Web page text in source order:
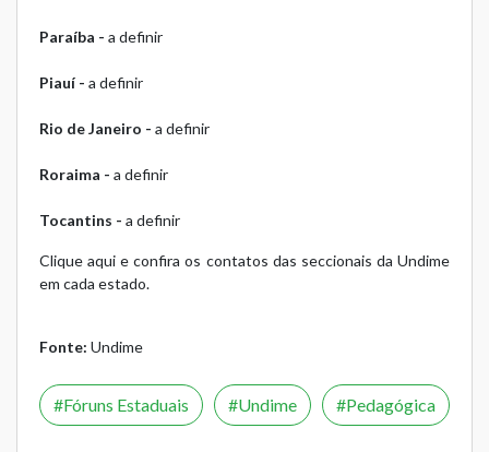
Paraíba - a definir
Piauí - a definir
Rio de Janeiro - a definir
Roraima - a definir
Tocantins - a definir
Clique aqui e confira os contatos das seccionais da Undime
em cada estado.
Fonte: Undime
Fóruns Estaduais Undime Pedagógica